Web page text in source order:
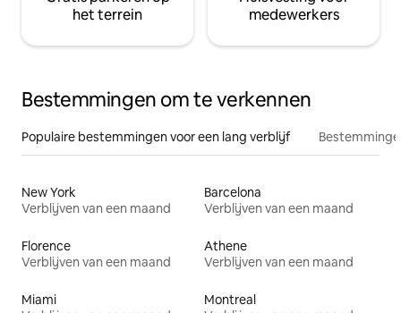
het terrein
medewerkers
Bestemmingen om te verkennen
Populaire bestemmingen voor een lang verblijf
New York
Verblijven van een maand
Barcelona
Verblijven van een maand
Florence
Verblijven van een maand
Athene
Verblijven van een maand
Miami
Montreal